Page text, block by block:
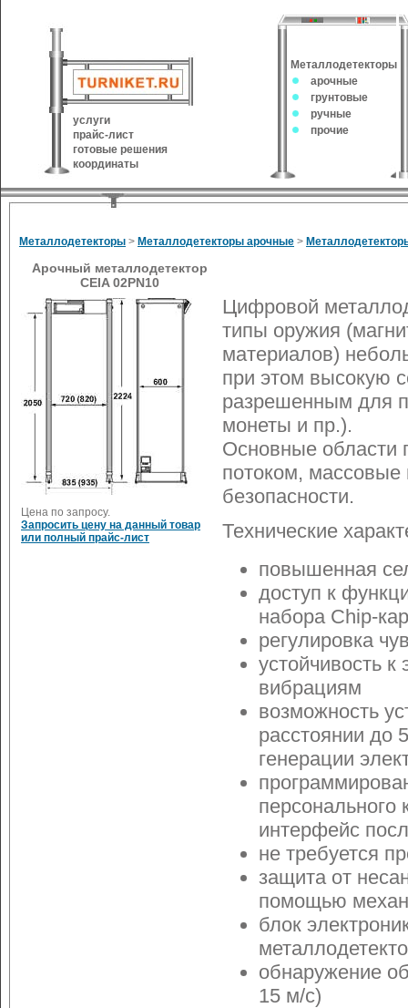
услуги
прайс-лист
готовые решения
координаты
Металлодетекторы
арочные
грунтовые
ручные
прочие
Металлодетекторы > Металлодетекторы арочные >
Арочный металлодетектор
CEIA 02PN10
Цена по запросу.
Запросить цену на данный товар
или полный прайс-лист
Цифровой
типы оружия
материалов)
при этом высокую
разрешенным для
монеты и пр.).
Основные области
потоком,
безопасности.
Технические
повышенная
доступ к
набора Chip-
регулировка
устойчивость
вибрациям
возможность
расстоянии до
генерации
персонального
интерфейс
не требуется
защита от
помощью
блок
обнаружение
15 м/с)